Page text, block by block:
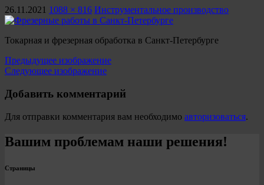
26.11.2021 1088 × 816 Инструментальное производство
Токарная и фрезерная обработка в Санкт-Петербурге
Предыдущее изображение
Следующее изображение
Добавить комментарий
Для отправки комментария вам необходимо авторизоваться.
Вашим проблемам наши решения!
Страницы